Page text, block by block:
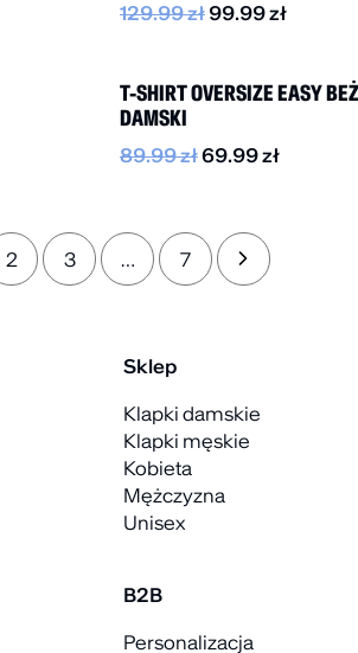
129.99zł 99.99zł
T-SHIRT OVERSIZE EASY
DAMSKI
89.99zł69.99zł
2 3 … 7 →
Sklep
Klapki damskie
Klapki męskie
Kobieta
Mężczyzna
Unisex
B2B
Personalizacja